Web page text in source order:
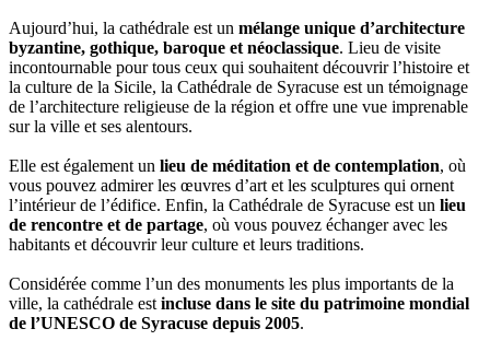
Aujourd’hui, la cathédrale est un mélange unique d’architecture
byzantine, gothique, baroque et néoclassique. Lieu de visite
incontournable pour tous ceux qui souhaitent découvrir l’histoire et
la culture de la Sicile, la Cathédrale de Syracuse est un témoignage
de l’architecture religieuse de la région et offre une vue imprenable
sur la ville et ses alentours.
Elle est également un lieu de méditation et de contemplation, où
vous pouvez admirer les œuvres d’art et les sculptures qui ornent
l’intérieur de l’édifice. Enfin, la Cathédrale de Syracuse est un lieu
de rencontre et de partage, où vous pouvez échanger avec les
habitants et découvrir leur culture et leurs traditions.
Considérée comme l’un des monuments les plus importants de la
ville, la cathédrale est incluse dans le site du patrimoine mondial
de l’UNESCO de Syracuse depuis 2005.